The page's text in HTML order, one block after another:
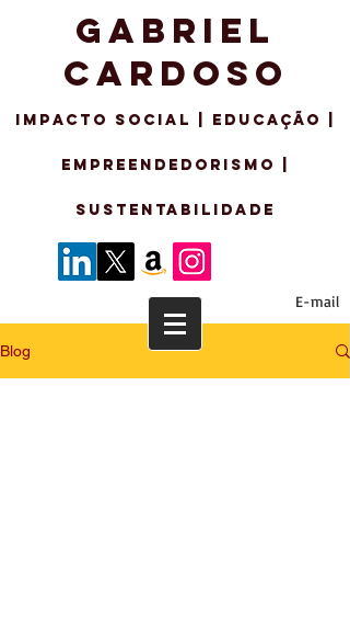
GABRIEL
CARDOSO
IMPACTO SO CIAL | EDUCAÇÃO |
EMPREENDEDORISMo |
sustentabilidade
E-mail
Blog